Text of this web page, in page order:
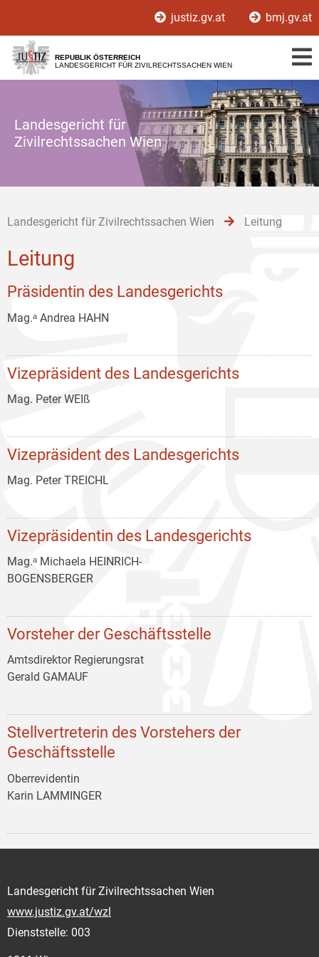
[1]
[2]
[3]
justiz.gv.at bmj.gv.at
REPUBLIK ÖSTERREICH
LANDESGERICHT FÜR ZIVILRECHTSSACHEN WIEN
Landesgericht für
Zivilrechtssachen Wien
Landesgericht für Zivilrechtssachen Wien Leitung
Leitung
Präsidentin des Landesgerichts
Mag.ᵃ Andrea HAHN
Vizepräsident des Landesgerichts
Mag. Peter WEIß
Vizepräsident des Landesgerichts
Mag. Peter TREICHL
Vizepräsidentin des Landesgerichts
Mag.ᵃ Michaela HEINRICH-
BOGENSBERGER
Vorsteher der Geschäftsstelle
Amtsdirektor Regierungsrat
Gerald GAMAUF
Stellvertreterin des Vorstehers der
Geschäftsstelle
Oberrevidentin
Karin LAMMINGER
Landesgericht für Zivilrechtssachen Wien
www.justiz.gv.at/wzl
Dienststelle: 003